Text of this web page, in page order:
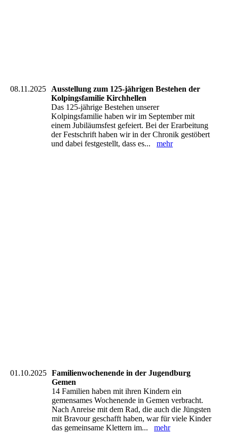
08.11.2025
Ausstellung zum 125-jährigen Bestehen der
Kolpingsfamilie Kirchhellen
Das 125-jährige Bestehen unserer
Kolpingsfamilie haben wir im September mit
einem Jubiläumsfest gefeiert. Bei der Erarbeitung
der Festschrift haben wir in der Chronik gestöbert
und dabei festgestellt, dass es... mehr
01.10.2025 Familienwochenende in der Jugendburg
Gemen
14 Familien haben mit ihren Kindern ein
gemensames Wochenende in Gemen verbracht.
Nach Anreise mit dem Rad, die auch die Jüngsten
mit Bravour geschafft haben, war für viele Kinder
das gemeinsame Klettern im... mehr